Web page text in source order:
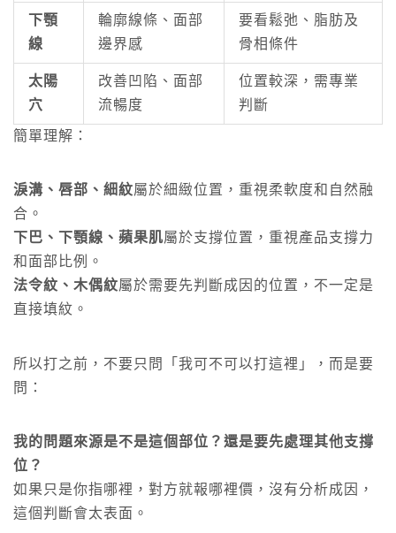
下顎
線
輪廓線條、面部
邊界感
要看鬆弛、脂肪及
骨相條件
太陽
穴
改善凹陷、面部
流暢度
位置較深，需專業
判斷
簡單理解：
淚溝、唇部、細紋屬於細緻位置，重視柔軟度和自然融
合。
下巴、下顎線、蘋果肌屬於支撐位置，重視產品支撐力
和面部比例。
法令紋、木偶紋屬於需要先判斷成因的位置，不一定是
直接填紋。
所以打之前，不要只問「我可不可以打這裡」，而是要
問：
我的問題來源是不是這個部位？還是要先處理其他支撐
位？
如果只是你指哪裡，對方就報哪裡價，沒有分析成因，
這個判斷會太表面。